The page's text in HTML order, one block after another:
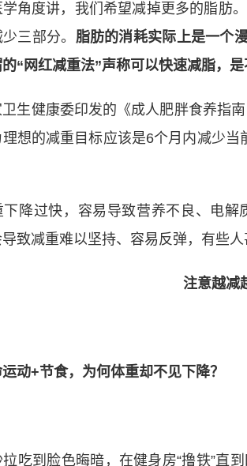
学角度讲，我们希望减掉更多的脂肪
三部分。 脂肪的消耗实际上是一个
“网红减重法”声称可以快速减脂，是
卫生健康委印发的《成人肥胖食养指
想的减重目标应该是6个月内减少
下降过快，容易导致营养不良、电
致减重难以坚持、容易反弹，有些
注意越减
动+节食，为何体重却不见下降？
拉吃到脸色晦暗，在健身房“撸铁”直